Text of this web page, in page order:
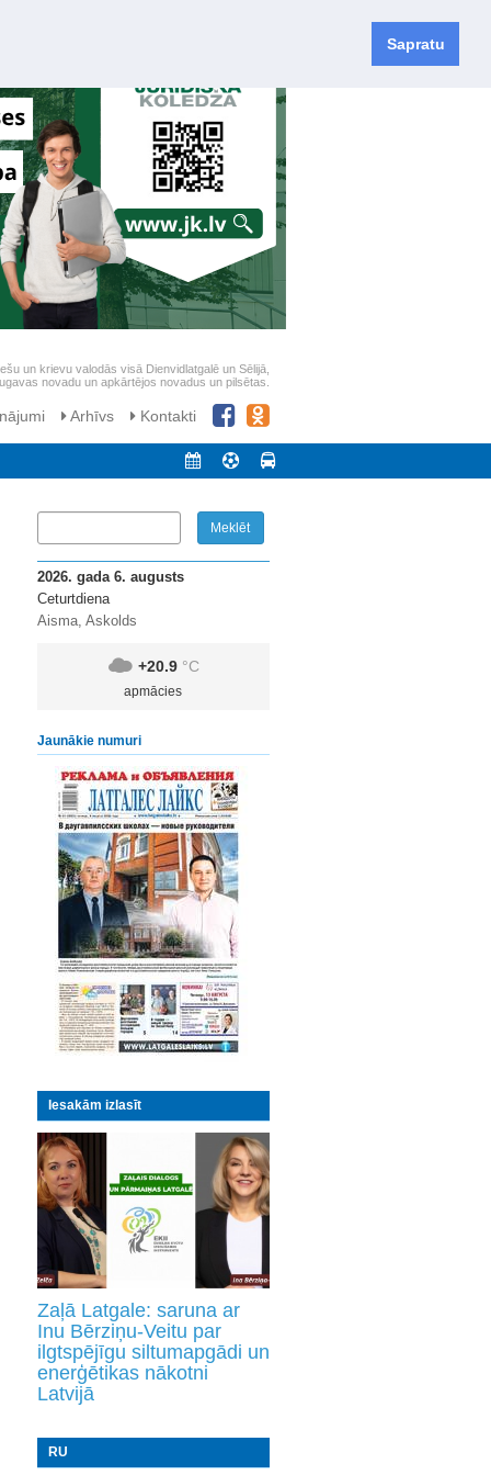
Sapratu
un krievu valodās visā Dienvidlatgalē un Sēlijā,
novadu un apkārtējos novadus un pilsētas.
Arhīvs Kontakti
2026. gada 6. augusts
Ceturtdiena
Aisma, Askolds
+20.9 °C
apmācies
Jaunākie numuri
Iesakām izlasīt
Zaļā Latgale: saruna ar
Inu Bērziņu-Veitu par
ilgtspējīgu siltumapgādi un
enerģētikas nākotni
Latvijā
RU